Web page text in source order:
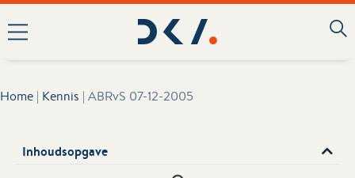
Home | Kennis | ABRvS 07-12-2005
Inhoudsopgave